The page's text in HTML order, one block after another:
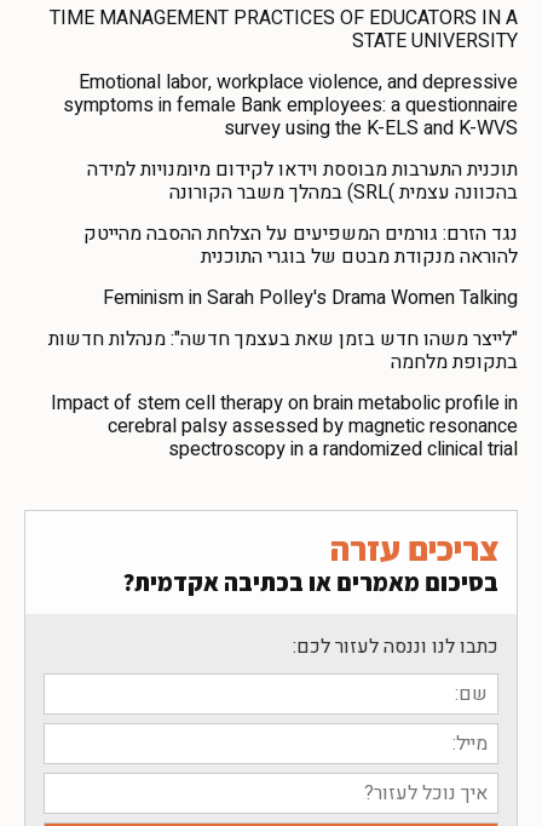
TIME MANAGEMENT PRACTICES OF EDUCATORS IN A
STATE UNIVERSITY
Emotional labor, workplace violence, and depressive
symptoms in female Bank employees: a questionnaire
survey using the K-ELS and K-WVS
תוכנית התערבות מבוססת וידאו לקידום מיומנויות למידה
בהכוונה עצמית )SRL) במהלך משבר הקורונה
נגד הזרם: גורמים המשפיעים על הצלחת ההסבה מהייטק
להוראה מנקודת מבטם של בוגרי התוכנית
Feminism in Sarah Polley's Drama Women Talking
"לייצר משהו חדש בזמן שאת בעצמך חדשה": מנהלות חדשות
בתקופת מלחמה
Impact of stem cell therapy on brain metabolic profile in
cerebral palsy assessed by magnetic resonance
spectroscopy in a randomized clinical trial
צריכים עזרה
בסיכום מאמרים או בכתיבה אקדמית?
כתבו לנו וננסה לעזור לכם: